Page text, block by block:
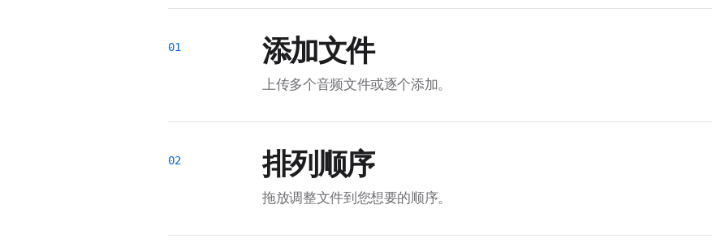
添加文件
上传多个音频文件或逐个添加。
排列顺序
拖放调整文件到您想要的顺序。